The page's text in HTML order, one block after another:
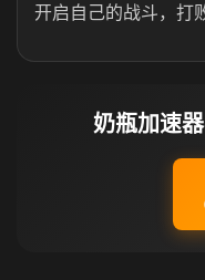
开启自己的战斗，打
奶瓶加速